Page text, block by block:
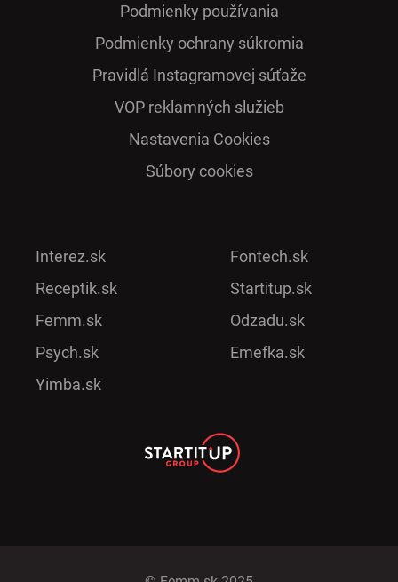
Podmienky používania
Podmienky ochrany súkromia
Pra­vidlá Ins­ta­gra­mo­vej sú­ťaže
VOP reklamných služieb
Nastavenia Cookies
Súbory cookies
Interez.sk
Receptik.sk
Femm.sk
Psych.sk
Yimba.sk
Fontech.sk
Startitup.sk
Odzadu.sk
Emefka.sk